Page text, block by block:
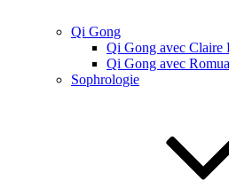
Qi Gong
Qi Gong avec Claire
Qi Gong avec
Sophrologie